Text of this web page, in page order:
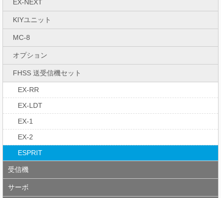
EX-NEXT
KIYユニット
MC-8
オプション
FHSS 送受信機セット
EX-RR
EX-LDT
EX-1
EX-2
ESPRIT
受信機
サーボ